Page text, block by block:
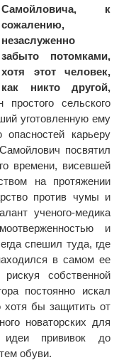
Самойловича, к
сожалению,
незаслуженно
забыто потомками,
хотя этот человек,
как никто другой,
сельского
уготовленную ему
карьеру
посвятил
времени, висевшей
на протяжении
против чумы и
ученого-медика
и
спешил туда, где
в самом ее
собственной
постоянно искал
хотя бы защитить от
новаторских для
прививок до
обуви.